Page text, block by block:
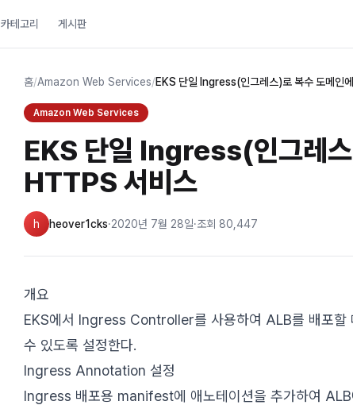
카테고리 게시판
홈/Amazon Web Services/EKS 단일 Ingress(인그레스)로 복수 도메인
Amazon Web Services
EKS 단일 Ingress(인그레스
HTTPS 서비스
h heover1cks·2020년 7월 28일·조회 80,447
개요
EKS에서 Ingress Controller를 사용하여 ALB를 배포할
수 있도록 설정한다.
Ingress Annotation 설정
Ingress 배포용 manifest에 애노테이션을 추가하여 ALB